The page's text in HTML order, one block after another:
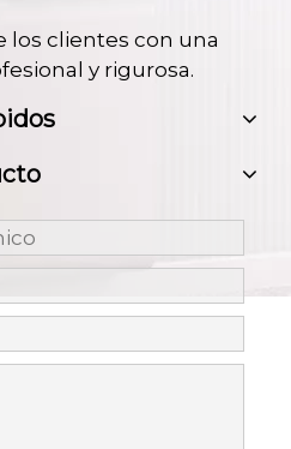
los clientes con una
y rigurosa.